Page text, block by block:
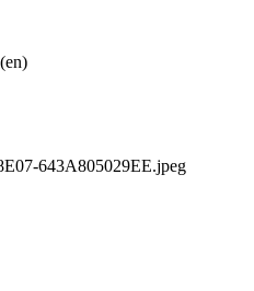
643A805029EE.jpeg